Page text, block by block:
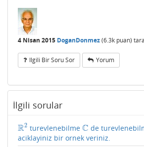
4 Nisan 2015 DoganDonmez(6.3k puan)
Ilgili Bir Soru Sor Yorum
İlgili sorular
R2
R2 turevlenebilmeC
C de
aciklayiniz bir ornek veriniz.